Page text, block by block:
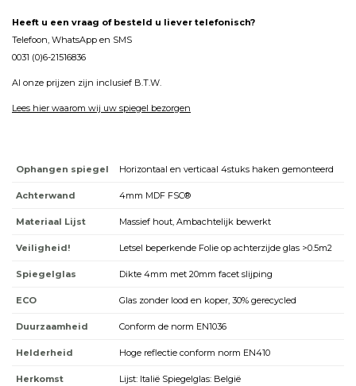
Heeft u een vraag of besteld u liever telefonisch?
Telefoon, WhatsApp en SMS
0031 (0)6-21516836
Al onze prijzen zijn inclusief B.T.W.
Lees hier waarom wij uw spiegel bezorgen
Ophangen spiegel Horizontaal en verticaal 4stuks haken gemonteerd
Achterwand 4mm MDF FSC®
Materiaal Lijst Massief hout, Ambachtelijk bewerkt
Veiligheid! Letsel beperkende Folie op achterzijde glas >0.5m2
Spiegelglas Dikte 4mm met 20mm facet slijping
ECO Glas zonder lood en koper, 30% gerecycled
Duurzaamheid Conform de norm EN1036
Helderheid Hoge reflectie conform norm EN410
Herkomst Lijst: Italië Spiegelglas: België